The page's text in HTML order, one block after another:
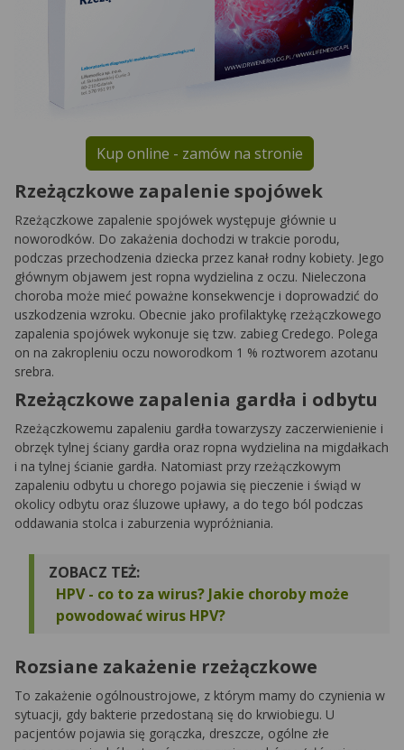
Kup online - zamów na stronie
Rzeżączkowe zapalenie spojówek
Rzeżączkowe zapalenie spojówek występuje głównie u
noworodków. Do zakażenia dochodzi w trakcie porodu,
podczas przechodzenia dziecka przez kanał rodny kobiety. Jego
głównym objawem jest ropna wydzielina z oczu. Nieleczona
choroba może mieć poważne konsekwencje i doprowadzić do
uszkodzenia wzroku. Obecnie jako profilaktykę rzeżączkowego
zapalenia spojówek wykonuje się tzw. zabieg Credego. Polega
on na zakropleniu oczu noworodkom 1 % roztworem azotanu
srebra.
Rzeżączkowe zapalenia gardła i odbytu
Rzeżączkowemu zapaleniu gardła towarzyszy zaczerwienienie i
obrzęk tylnej ściany gardła oraz ropna wydzielina na migdałkach
i na tylnej ścianie gardła. Natomiast przy rzeżączkowym
zapaleniu odbytu u chorego pojawia się pieczenie i świąd w
okolicy odbytu oraz śluzowe upławy, a do tego ból podczas
oddawania stolca i zaburzenia wypróżniania.
ZOBACZ TEŻ:
HPV - co to za wirus? Jakie choroby może
powodować wirus HPV?
Rozsiane zakażenie rzeżączkowe
To zakażenie ogólnoustrojowe, z którym mamy do czynienia w
sytuacji, gdy bakterie przedostaną się do krwiobiegu. U
pacjentów pojawia się gorączka, dreszcze, ogólne złe